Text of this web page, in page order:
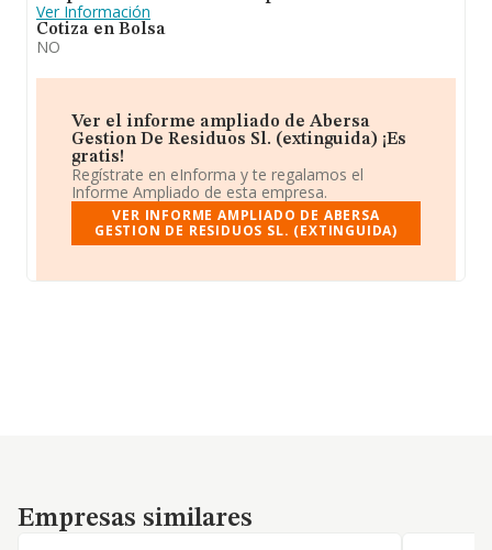
Ver Información
Cotiza en Bolsa
NO
Ver el informe ampliado de Abersa
Gestion De Residuos Sl. (extinguida) ¡Es
gratis!
Regístrate en eInforma y te regalamos el
Informe Ampliado de esta empresa.
VER INFORME AMPLIADO DE ABERSA
GESTION DE RESIDUOS SL. (EXTINGUIDA)
Empresas similares
Empresas similares